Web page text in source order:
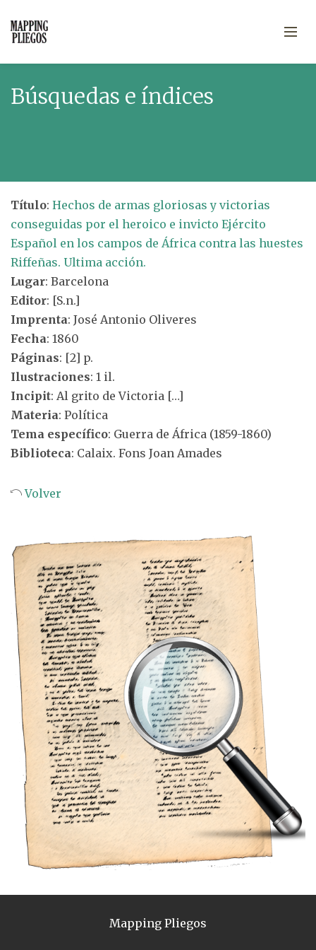
Búsquedas e índices
Título: Hechos de armas gloriosas y victorias
conseguidas por el heroico e invicto Ejército
Español en los campos de África contra las huestes
Riffeñas. Ultima acción.
Lugar: Barcelona
Editor: [S.n.]
Imprenta: José Antonio Oliveres
Fecha: 1860
Páginas: [2] p.
Ilustraciones: 1 il.
Incipit: Al grito de Victoria […]
Materia: Política
Tema específico: Guerra de África (1859-1860)
Biblioteca: Calaix. Fons Joan Amades
Volver
Mapping Pliegos